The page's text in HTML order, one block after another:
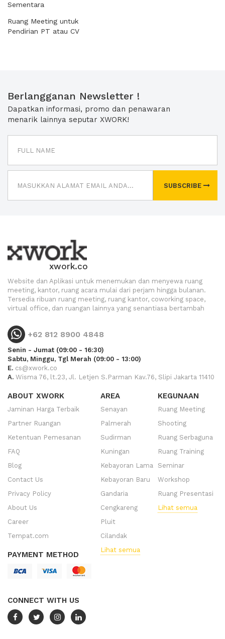
Sementara
Ruang Meeting untuk
Pendirian PT atau CV
Berlangganan Newsletter !
Dapatkan informasi, promo dan penawaran
menarik lainnya seputar XWORK!
SUBSCRIBE
xwork.co
Website dan Aplikasi untuk menemukan dan menyewa ruang
meeting, kantor, ruang acara mulai dari perjam hingga bulanan.
Tersedia ribuan ruang meeting, ruang kantor, coworking space,
virtual office, dan ruangan lainnya yang senantiasa bertambah
+62 812 8900 4848
Senin - Jumat (09:00 - 16:30)
Sabtu, Minggu, Tgl Merah (09:00 - 13:00)
E. cs@xwork.co
A. Wisma 76, lt.23, Jl. Letjen S.Parman Kav.76, Slipi Jakarta 11410
ABOUT XWORK
Jaminan Harga Terbaik
Partner Ruangan
Ketentuan Pemesanan
FAQ
Blog
Contact Us
Privacy Policy
About Us
Career
Tempat.com
PAYMENT METHOD
CONNECT WITH US
AREA
Senayan
Palmerah
Sudirman
Kuningan
Kebayoran Lama
Kebayoran Baru
Gandaria
Cengkareng
Pluit
Cilandak
Lihat semua
KEGUNAAN
Ruang Meeting
Shooting
Ruang Serbaguna
Ruang Training
Seminar
Workshop
Ruang Presentasi
Lihat semua